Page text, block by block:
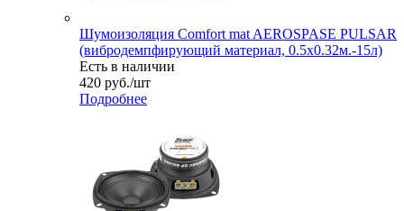
Шумоизоляция Comfort mat AEROSPASE PULSAR
(вибродемпфирующий материал, 0.5x0.32м.-15л)
Есть в наличии
420 руб./шт
Подробнее